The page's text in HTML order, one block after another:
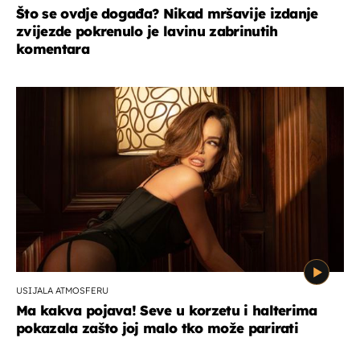
Što se ovdje događa? Nikad mršavije izdanje
zvijezde pokrenulo je lavinu zabrinutih
komentara
USIJALA ATMOSFERU
Ma kakva pojava! Seve u korzetu i halterima
pokazala zašto joj malo tko može parirati